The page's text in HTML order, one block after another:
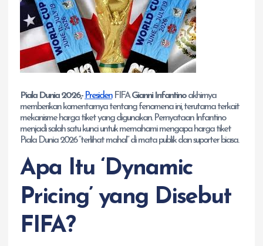
Piala Dunia 2026,- PresidenFIFAGianni Infantinoakhirnya
memberikan komentarnya tentang fenomena ini, terutama terkait
mekanisme harga tiket yang digunakan. Pernyataan Infantino
menjadi salah satu kunci untuk memahami mengapa harga tiket
Piala Dunia 2026 “terlihat mahal” di mata publik dan suporter biasa.
Apa Itu ‘Dynamic
Pricing’ yang Disebut
FIFA?